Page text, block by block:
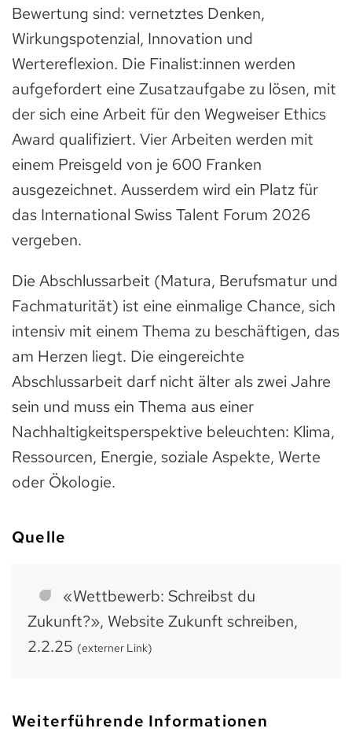
Bewertung sind: vernetztes Denken,
Wirkungspotenzial, Innovation und
Wertereflexion. Die Finalist:innen werden
aufgefordert eine Zusatzaufgabe zu lösen, mit
der sich eine Arbeit für den Wegweiser Ethics
Award qualifiziert. Vier Arbeiten werden mit
einem Preisgeld von je 600 Franken
ausgezeichnet. Ausserdem wird ein Platz für
das International Swiss Talent Forum 2026
vergeben.
Die Abschlussarbeit (Matura, Berufsmatur und
Fachmaturität) ist eine einmalige Chance, sich
intensiv mit einem Thema zu beschäftigen, das
am Herzen liegt. Die eingereichte
Abschlussarbeit darf nicht älter als zwei Jahre
sein und muss ein Thema aus einer
Nachhaltigkeitsperspektive beleuchten: Klima,
Ressourcen, Energie, soziale Aspekte, Werte
oder Ökologie.
Quelle
«Wettbewerb: Schreibst du
Zukunft?», Website Zukunft schreiben,
2.2.25 (externer Link)
Weiterführende Informationen